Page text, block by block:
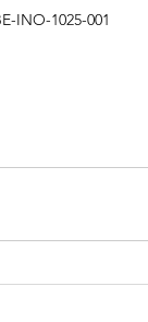
INO-1025-001